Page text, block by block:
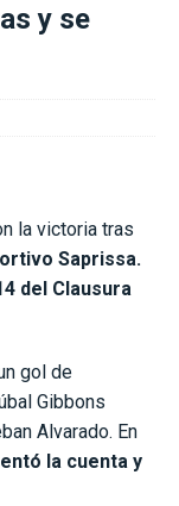
y se
la victoria tras
Saprissa.
del Clausura
gol de
Gibbons
Alvarado. En
la cuenta y